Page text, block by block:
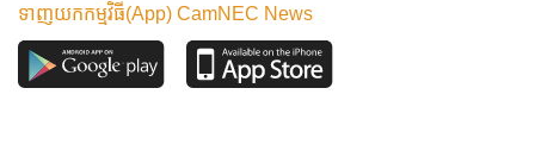
ទាញយកកម្មវិធី(App) CamNEC News